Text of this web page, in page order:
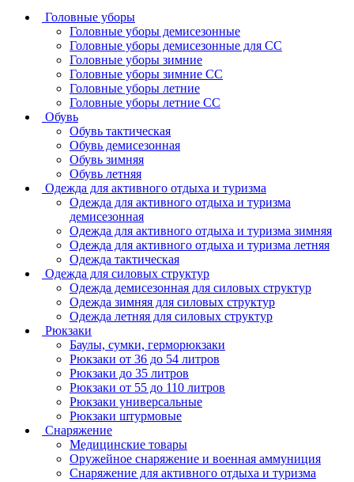
Головные уборы
Головные уборы демисезонные
Головные уборы демисезонные для СС
Головные уборы зимние
Головные уборы зимние СС
Головные уборы летние
Головные уборы летние СС
Обувь
Обувь тактическая
Обувь демисезонная
Обувь зимняя
Обувь летняя
Одежда для активного отдыха и туризма
Одежда для активного отдыха и туризма
демисезонная
Одежда для активного отдыха и туризма зимняя
Одежда для активного отдыха и туризма летняя
Одежда тактическая
Одежда для силовых структур
Одежда демисезонная для силовых структур
Одежда зимняя для силовых структур
Одежда летняя для силовых структур
Рюкзаки
Баулы, сумки, герморюкзаки
Рюкзаки от 36 до 54 литров
Рюкзаки до 35 литров
Рюкзаки от 55 до 110 литров
Рюкзаки универсальные
Рюкзаки штурмовые
Снаряжение
Медицинские товары
Оружейное снаряжение и военная аммуниция
Снаряжение для активного отдыха и туризма